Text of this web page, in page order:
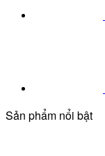
Sản phẩm nổi bật